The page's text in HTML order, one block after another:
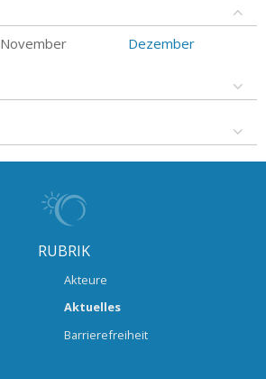
November Dezember
RUBRIK
Akteure
Aktuelles
Barrierefreiheit